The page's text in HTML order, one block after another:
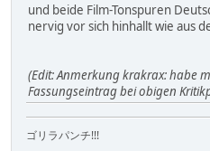
und beide Film-Tonspuren
nervig vor sich hinhallt wie aus
(Edit: Anmerkung krakrax: habe
Fassungseintrag bei obigen
ゴリラパンチ!!!